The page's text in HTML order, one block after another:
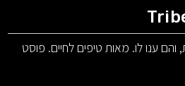
ענו לו. מאות טיפים לחיים. פוסט